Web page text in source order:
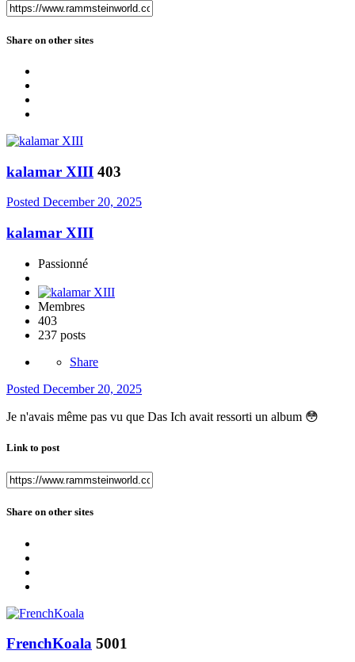
Share on other sites
kalamar XIII 403
Posted December 20, 2025
kalamar XIII
Passionné
Membres
403
237 posts
Share
Posted December 20, 2025
Je n'avais même pas vu que Das Ich avait ressorti un album 😳
Link to post
Share on other sites
FrenchKoala 5001